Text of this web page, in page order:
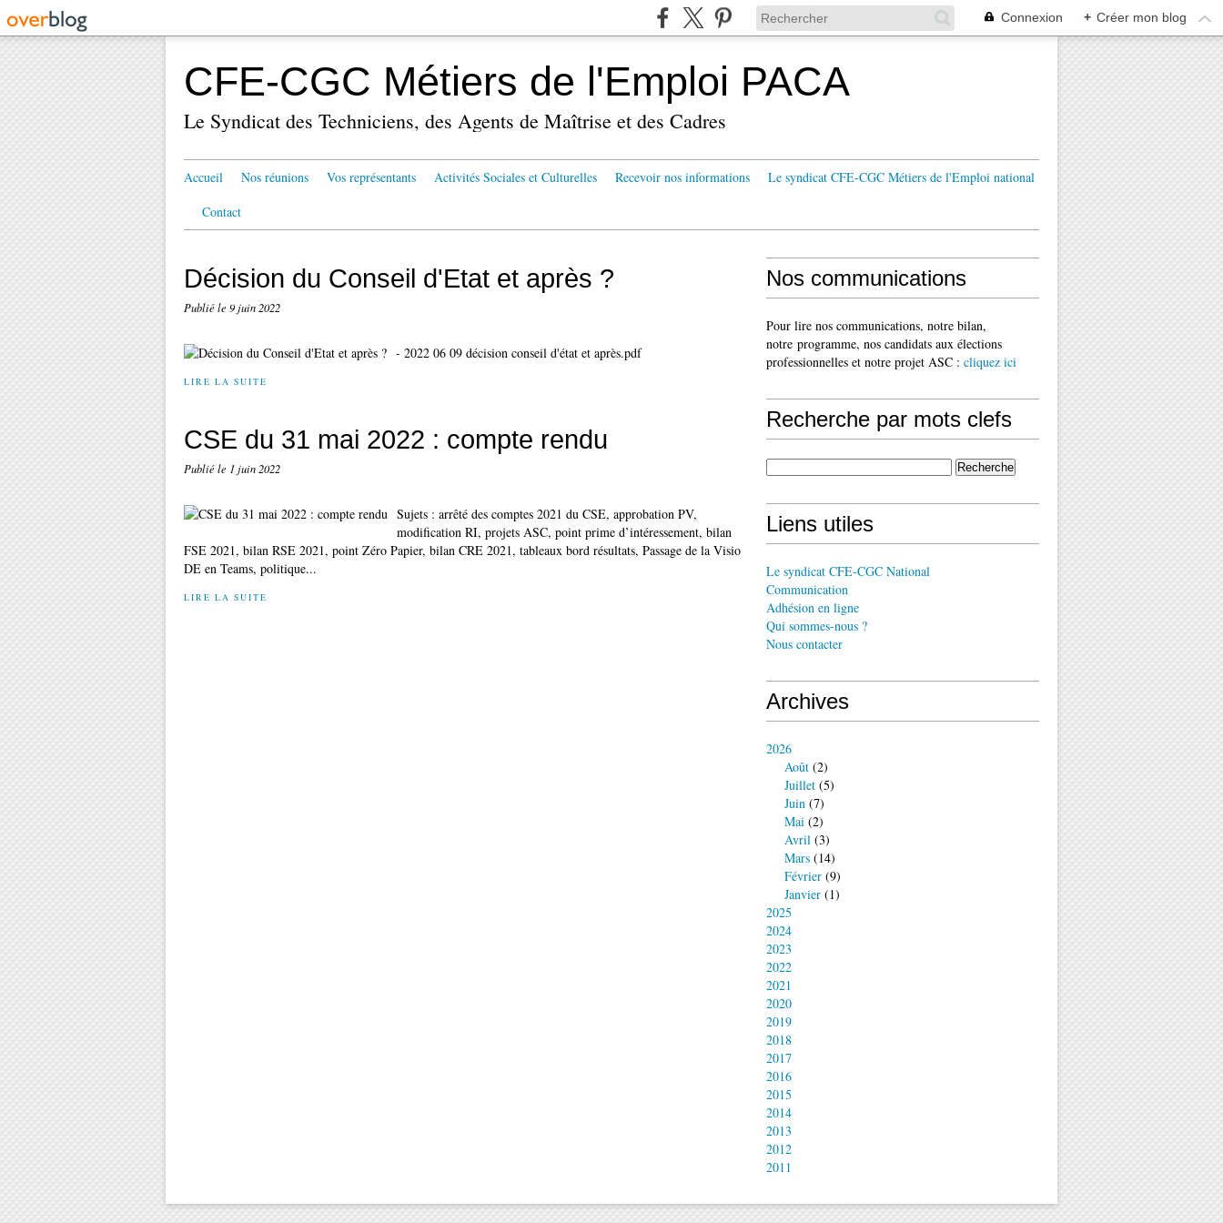
Connexion + Créer mon blog
CFE-CGC Métiers de l'Emploi PACA
Le Syndicat des Techniciens, des Agents de Maîtrise et des Cadres
Accueil Nos réunions Vos représentants Activités Sociales et Culturelles Recevoir nos informations
Le syndicat CFE-CGC Métiers de l'Emploi national
Contact
Décision du Conseil d'Etat et après ?
Publié le 9 juin 2022
- 2022 06 09 décision conseil d'état et après.pdf
LIRE LA SUITE
CSE du 31 mai 2022 : compte rendu
Publié le 1 juin 2022
Sujets : arrêté des comptes 2021 du CSE, approbation PV,
modification RI, projets ASC, point prime d’intéressement, bilan
FSE 2021, bilan RSE 2021, point Zéro Papier, bilan CRE 2021, tableaux bord résultats, Passage de la Visio
DE en Teams, politique...
LIRE LA SUITE
Nos communications
Pour lire nos communications, notre bilan,
notre programme, nos candidats aux élections
professionnelles et notre projet ASC : cliquez ici
Recherche par mots clefs
Liens utiles
Le syndicat CFE-CGC National
Communication
Adhésion en ligne
Qui sommes-nous ?
Nous contacter
Archives
2026
Août (2)
Juillet (5)
Juin (7)
Mai (2)
Avril (3)
Mars (14)
Février (9)
Janvier (1)
2025
2024
2023
2022
2021
2020
2019
2018
2017
2016
2015
2014
2013
2012
2011